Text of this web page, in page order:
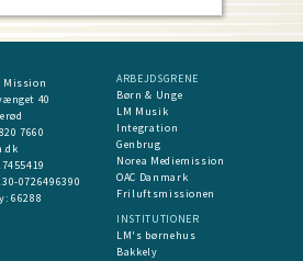
Mission
40
7660
0726496390
66288
ARBEJDSGRENE
Børn & Unge
LM Musik
Integration
Genbrug
Norea Mediemission
OAC Danmark
Friluftsmissionen
INSTITUTIONER
LM's børnehus
Bakkely